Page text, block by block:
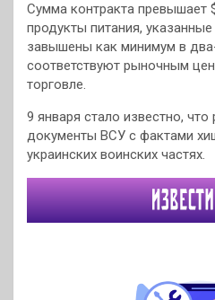
Сумма контракта превышает
продукты питания,
завышены как минимум в
соответствуют рыночным
торговле.
9 января стало известно,
документы ВСУ с фактами
украинских воинских частях.